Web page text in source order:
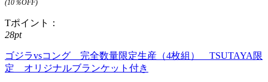
(10％OFF)
Tポイント：
28pt
ゴジラvsコング 完全数量限定生産（4枚組） TSUTAYA限
定 オリジナルブランケット付き